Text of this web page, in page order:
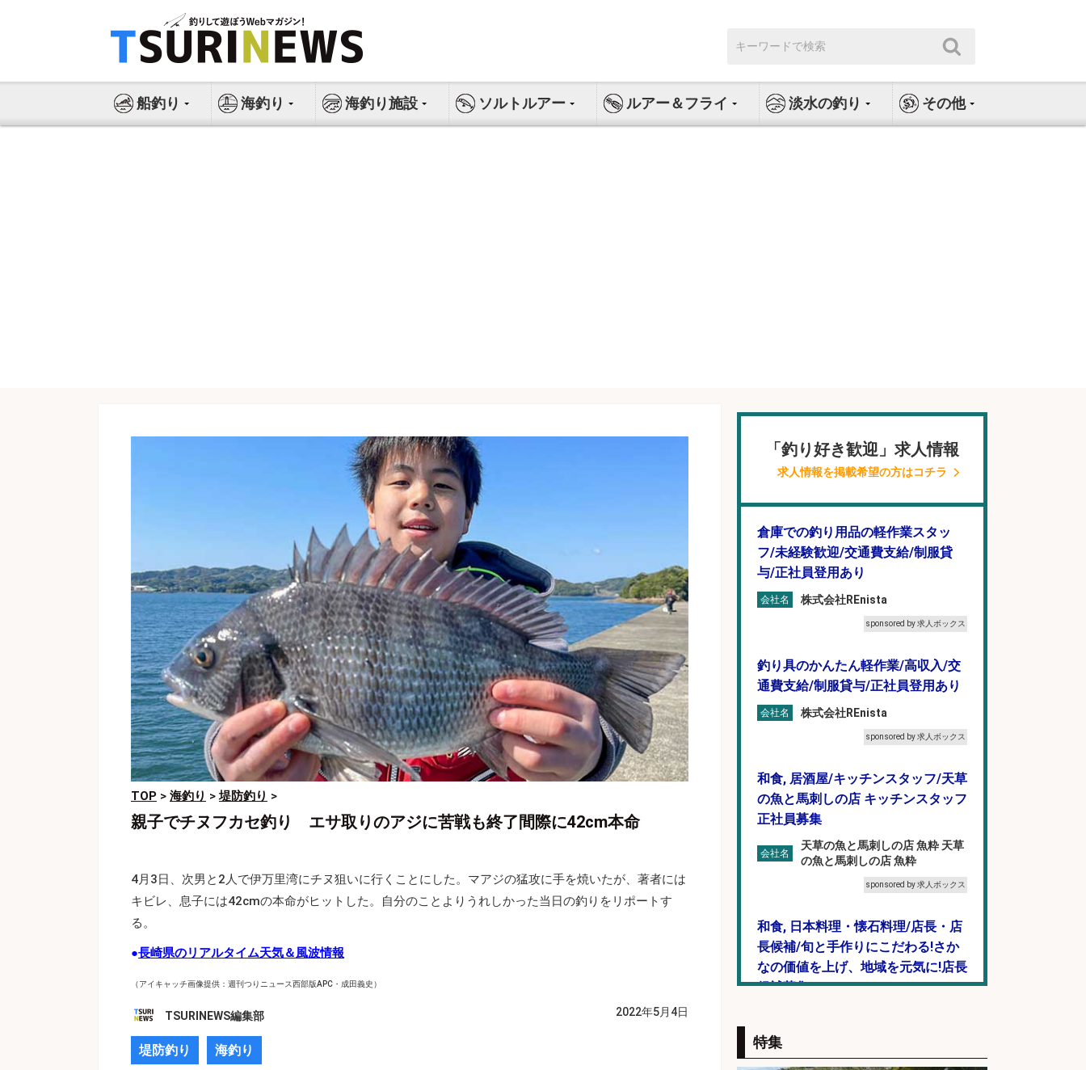
ス
索:
船釣り 海釣り 海釣り施設 ソルトルアー ルアー＆フライ 淡水の釣り その他
TOP > 海釣り >堤防釣り >
親子でチヌフカセ釣り エサ取りのアジに苦戦も終了間際に42cm本命
4月3日、次男と2人で伊万里湾にチヌ狙いに行くことにした。マアジの猛攻に手を焼いたが、著者には
キビレ、息子には42cmの本命がヒットした。自分のことよりうれしかった当日の釣りをリポートす
る。
●長崎県のリアルタイム天気＆風波情報
（アイキャッチ画像提供：週刊つりニュース西部版APC・成田義史）
TSURINEWS編集部 2022年5月4日
堤防釣り 海釣り
「釣り好き歓迎」求人情報
求人情報を掲載希望の方はコチラ
倉庫での釣り用品の軽作業スタッ
フ/未経験歓迎/交通費支給/制服貸
与/正社員登用あり
会社名 株式会社REnista
sponsored by 求人ボックス
釣り具のかんたん軽作業/高収入/交
通費支給/制服貸与/正社員登用あり
会社名 株式会社REnista
sponsored by 求人ボックス
和食, 居酒屋/キッチンスタッフ/天草
の魚と馬刺しの店 キッチンスタッフ
正社員募集
会社名
天草の魚と馬刺しの店 魚粋 天草
の魚と馬刺しの店 魚粋
sponsored by 求人ボックス
和食, 日本料理・懐石料理/店長・店
長候補/旬と手作りにこだわる!さか
なの価値を上げ、地域を元気に!店長
候補募集
特集